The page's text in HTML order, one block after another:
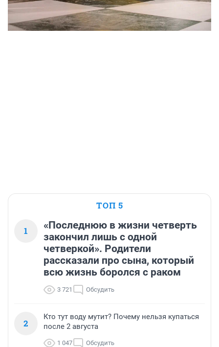
ТОП 5
1
«Последнюю в жизни четверть
закончил лишь с одной
четверкой». Родители
рассказали про сына, который
всю жизнь боролся с раком
3 721 Обсудить
2
Кто тут воду мутит? Почему нельзя купаться
после 2 августа
1 047 Обсудить